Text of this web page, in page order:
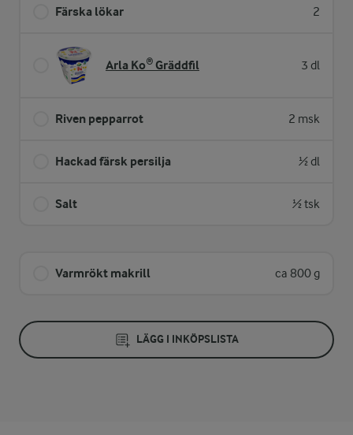
Färska lökar 2
Arla Ko® Gräddfil 3 dl
Riven pepparrot 2 msk
Hackad färsk persilja ½ dl
Salt ½ tsk
Varmrökt makrill ca 800 g
LÄGG I INKÖPSLISTA